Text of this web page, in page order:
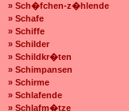
» Sch�fchen-z�hlende
» Schafe
» Schiffe
» Schilder
» Schildkr�ten
» Schimpansen
» Schirme
» Schlafende
» Schlafm�tze